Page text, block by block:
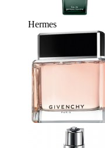
Hermes